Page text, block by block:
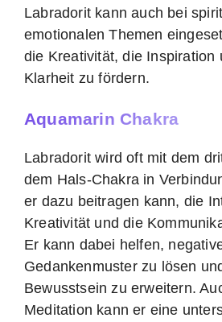
Labradorit kann auch bei
emotionalen Themen
die Kreativität, die Inspiration
Klarheit zu fördern.
Aquamarin Chakra
Labradorit wird oft mit dem
dem Hals-Chakra in
er dazu beitragen kann, die
Kreativität und die
Er kann dabei helfen,
Gedankenmuster zu lösen
Bewusstsein zu erweitern.
Meditation kann er eine